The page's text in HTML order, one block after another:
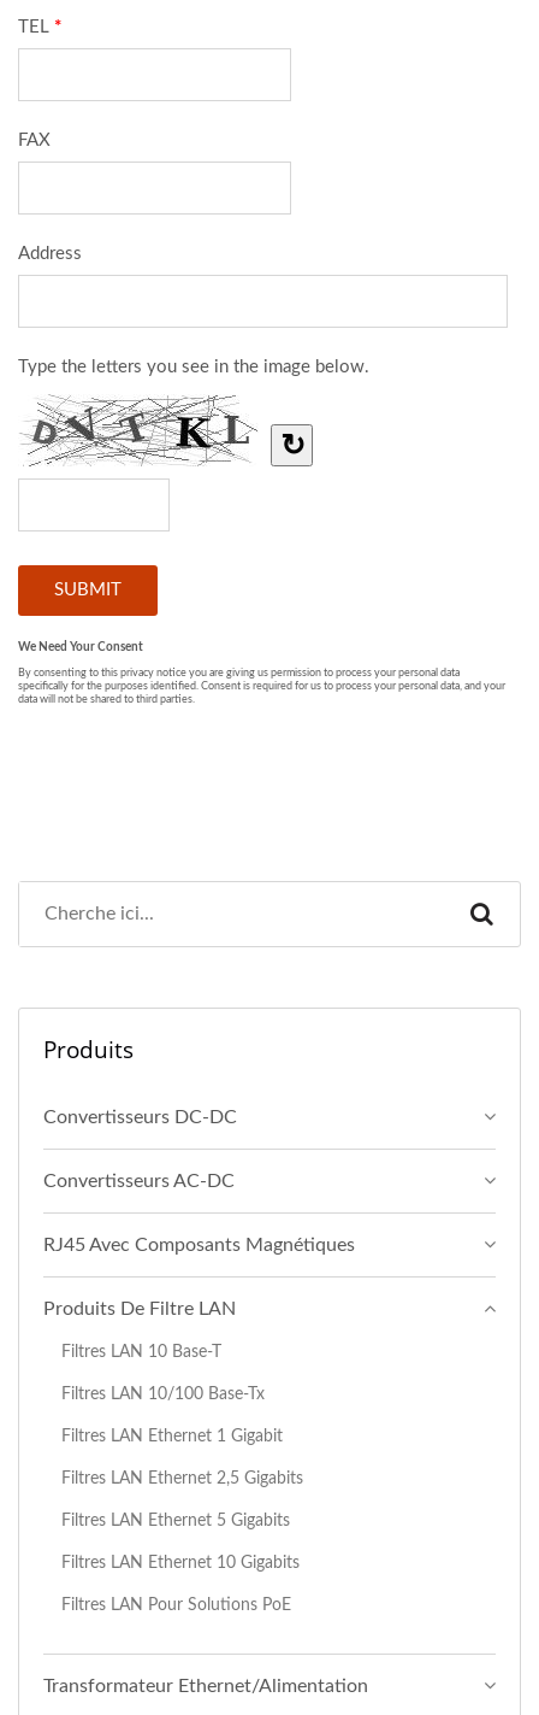
Produits
Convertisseurs DC-DC
Convertisseurs AC-DC
RJ45 Avec Composants Magnétiques
Produits De Filtre LAN
Filtres LAN 10 Base-T
Filtres LAN 10/100 Base-Tx
Filtres LAN Ethernet 1 Gigabit
Filtres LAN Ethernet 2,5 Gigabits
Filtres LAN Ethernet 5 Gigabits
Filtres LAN Ethernet 10 Gigabits
Filtres LAN Pour Solutions PoE
Transformateur Ethernet/Alimentation